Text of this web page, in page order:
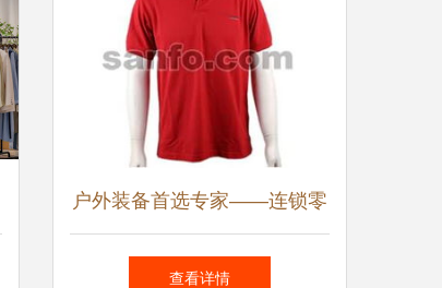
户外装备首选专家——连锁零
售全系列专业户外运动用品与
查看详情